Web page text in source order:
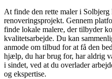
At finde den rette maler i
renoveringsprojekt. Gennem
finde lokale malere, der tilbyder
kvalitetsarbejde. Du kan
anmode om tilbud for at få den
hjælp, du har brug for, har aldrig
i sindet, ved at du overlader
og ekspertise.